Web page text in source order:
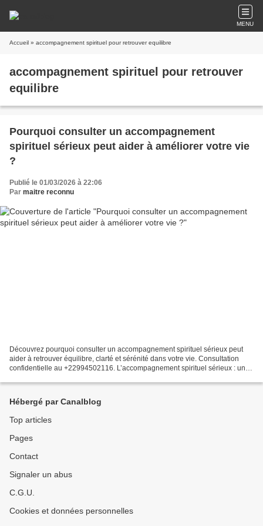
MENU
Accueil » accompagnement spirituel pour retrouver equilibre
accompagnement spirituel pour retrouver
equilibre
Pourquoi consulter un accompagnement
spirituel sérieux peut aider à améliorer votre vie
?
Publié le 01/03/2026 à 22:06
Par maitre reconnu
Découvrez pourquoi consulter un accompagnement spirituel sérieux peut
aider à retrouver équilibre, clarté et sérénité dans votre vie. Consultation
confidentielle au +22994502116. L’accompagnement spirituel sérieux : une
Hébergé par Canalblog
Top articles
Pages
Contact
Signaler un abus
C.G.U.
Cookies et données personnelles